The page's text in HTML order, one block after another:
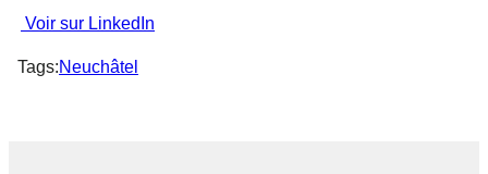
Voir sur LinkedIn
Tags:Neuchâtel